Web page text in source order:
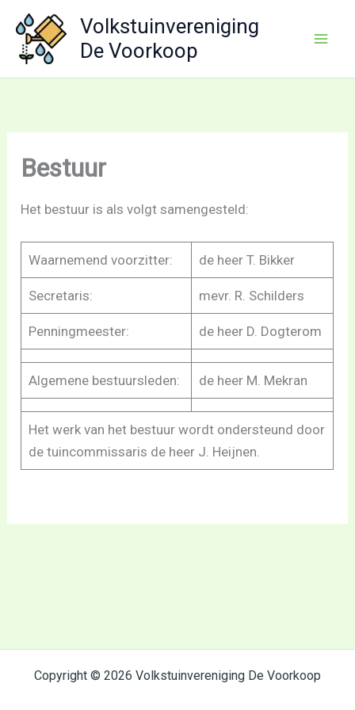
naar
inhoud
Volkstuinvereniging
De Voorkoop
Bestuur
Het bestuur is als volgt samengesteld:
Waarnemend voorzitter: de heer T. Bikker
Secretaris: mevr. R. Schilders
Penningmeester: de heer D. Dogterom
Algemene bestuursleden: de heer M. Mekran
Het werk van het bestuur wordt ondersteund door
de tuincommissaris de heer J. Heijnen.
Copyright © 2026 Volkstuinvereniging De Voorkoop